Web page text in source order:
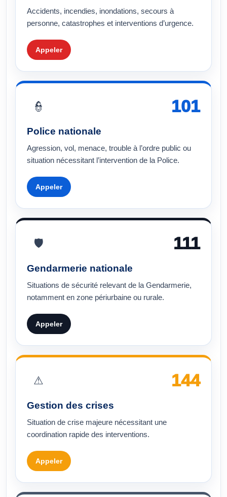
Accidents, incendies, inondations, secours à
personne, catastrophes et interventions d’urgence.
Appeler
👮 101
Police nationale
Agression, vol, menace, trouble à l’ordre public ou
situation nécessitant l’intervention de la Police.
Appeler
🛡 111
Gendarmerie nationale
Situations de sécurité relevant de la Gendarmerie,
notamment en zone périurbaine ou rurale.
Appeler
⚠ 144
Gestion des crises
Situation de crise majeure nécessitant une
coordination rapide des interventions.
Appeler